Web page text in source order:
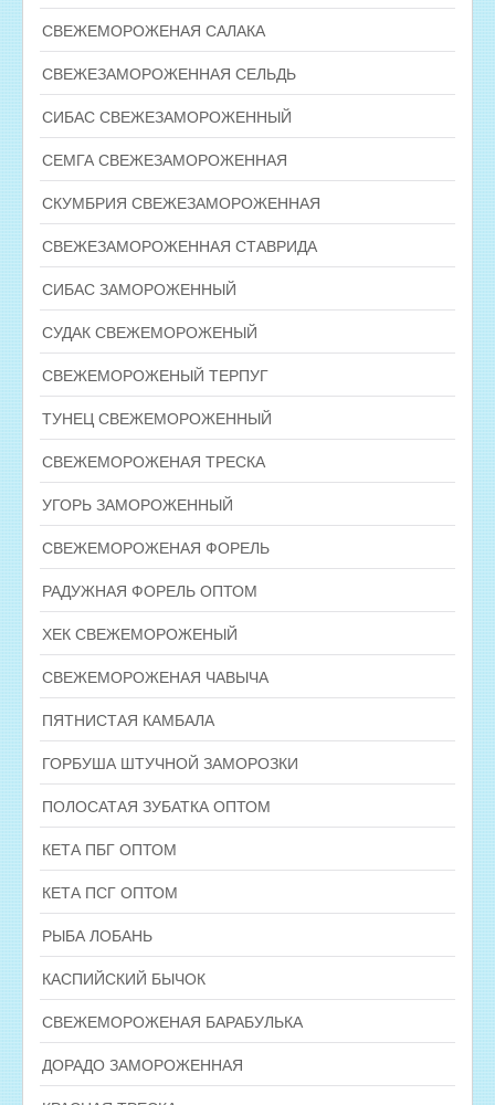
СВЕЖЕМОРОЖЕНАЯ САЛАКА
СВЕЖЕЗАМОРОЖЕННАЯ СЕЛЬДЬ
СИБАС СВЕЖЕЗАМОРОЖЕННЫЙ
СЕМГА СВЕЖЕЗАМОРОЖЕННАЯ
СКУМБРИЯ СВЕЖЕЗАМОРОЖЕННАЯ
СВЕЖЕЗАМОРОЖЕННАЯ СТАВРИДА
СИБАС ЗАМОРОЖЕННЫЙ
СУДАК СВЕЖЕМОРОЖЕНЫЙ
СВЕЖЕМОРОЖЕНЫЙ ТЕРПУГ
ТУНЕЦ СВЕЖЕМОРОЖЕННЫЙ
СВЕЖЕМОРОЖЕНАЯ ТРЕСКА
УГОРЬ ЗАМОРОЖЕННЫЙ
СВЕЖЕМОРОЖЕНАЯ ФОРЕЛЬ
РАДУЖНАЯ ФОРЕЛЬ ОПТОМ
ХЕК СВЕЖЕМОРОЖЕНЫЙ
СВЕЖЕМОРОЖЕНАЯ ЧАВЫЧА
ПЯТНИСТАЯ КАМБАЛА
ГОРБУША ШТУЧНОЙ ЗАМОРОЗКИ
ПОЛОСАТАЯ ЗУБАТКА ОПТОМ
КЕТА ПБГ ОПТОМ
КЕТА ПСГ ОПТОМ
РЫБА ЛОБАНЬ
КАСПИЙСКИЙ БЫЧОК
СВЕЖЕМОРОЖЕНАЯ БАРАБУЛЬКА
ДОРАДО ЗАМОРОЖЕННАЯ